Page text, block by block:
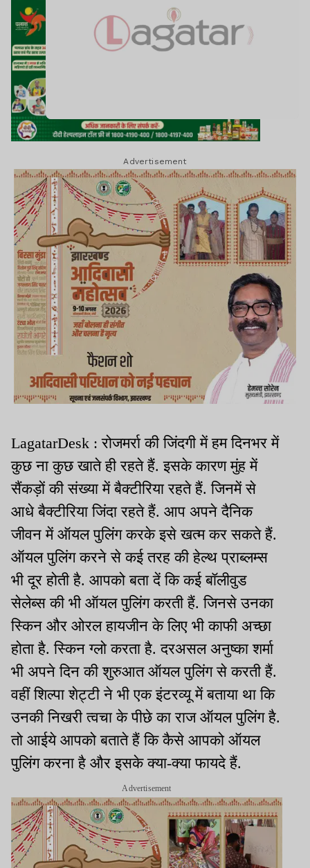
Advertisement
LagatarDesk : रोजमर्रा की जिंदगी में हम दिनभर में
कुछ ना कुछ खाते ही रहते हैं. इसके कारण मुंह में
सैंकड़ों की संख्या में बैक्टीरिया रहते हैं. जिनमें से
आधे बैक्टीरिया जिंदा रहते हैं. आप अपने दैनिक
जीवन में ऑयल पुलिंग करके इसे खत्म कर सकते हैं.
ऑयल पुलिंग करने से कई तरह की हेल्थ प्राब्लम्स
भी दूर होती है. आपको बता दें कि कई बॉलीवुड
सेलेब्स की भी ऑयल पुलिंग करती हैं. जिनसे उनका
स्किन और ओरल हायजीन के लिए भी काफी अच्छा
होता है. स्किन ग्लो करता है. दरअसल अनुष्का शर्मा
भी अपने दिन की शुरुआत ऑयल पुलिंग से करती हैं.
वहीं शिल्पा शेट्टी ने भी एक इंटरव्यू में बताया था कि
उनकी निखरी त्वचा के पीछे का राज ऑयल पुलिंग है.
तो आईये आपको बताते हैं कि कैसे आपको ऑयल
पुलिंग करना है और इसके क्या-क्या फायदे हैं.
Advertisement